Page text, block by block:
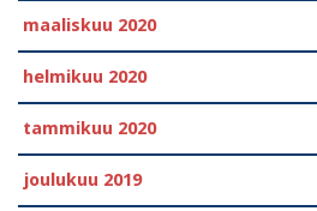
maaliskuu 2020
helmikuu 2020
tammikuu 2020
joulukuu 2019